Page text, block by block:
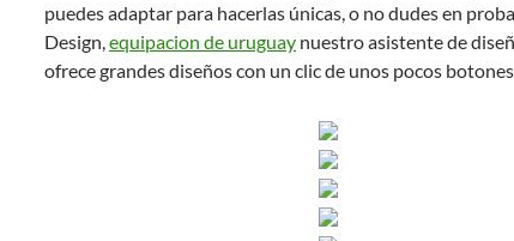
puedes adaptar para hacerlas únicas, o no dudes en
Design,equipacion de uruguay nuestro asistente de
ofrece grandes diseños con un clic de unos pocos